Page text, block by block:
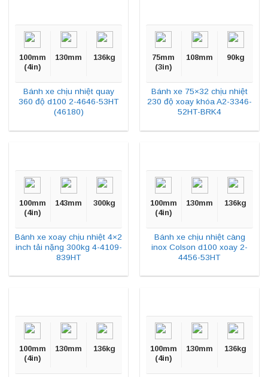
100mm
(4in)
130mm 136kg
Bánh xe chịu nhiệt quay
360 độ d100 2-4646-53HT
(46180)
75mm
(3in)
108mm 90kg
Bánh xe 75×32 chịu nhiệt
230 độ xoay khóa A2-3346-
52HT-BRK4
100mm
(4in)
143mm 300kg
Bánh xe xoay chịu nhiệt 4×2
inch tải nặng 300kg 4-4109-
839HT
100mm
(4in)
130mm 136kg
Bánh xe chịu nhiệt càng
inox Colson d100 xoay 2-
4456-53HT
100mm
(4in)
130mm 136kg
100mm
(4in)
130mm 136kg